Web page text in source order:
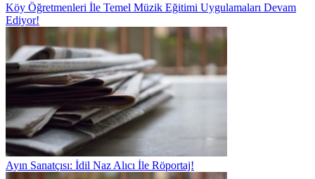
Köy Öğretmenleri İle Temel Müzik Eğitimi Uygulamaları Devam
Ediyor!
Ayın Sanatçısı: İdil Naz Alıcı İle Röportaj!